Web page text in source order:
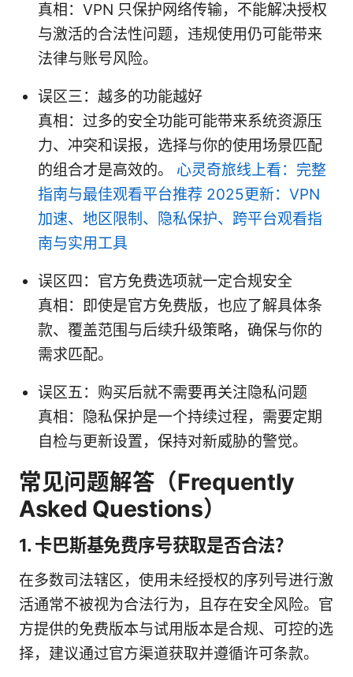
真相：VPN 只保护网络传输，不能解决授权
与激活的合法性问题，违规使用仍可能带来
法律与账号风险。
误区三：越多的功能越好
真相：过多的安全功能可能带来系统资源压
力、冲突和误报，选择与你的使用场景匹配
的组合才是高效的。 心灵奇旅线上看：完整
指南与最佳观看平台推荐 2025更新：VPN
加速、地区限制、隐私保护、跨平台观看指
南与实用工具
误区四：官方免费选项就一定合规安全
真相：即使是官方免费版，也应了解具体条
款、覆盖范围与后续升级策略，确保与你的
需求匹配。
误区五：购买后就不需要再关注隐私问题
真相：隐私保护是一个持续过程，需要定期
自检与更新设置，保持对新威胁的警觉。
常见问题解答（Frequently
Asked Questions）
1. 卡巴斯基免费序号获取是否合法？
在多数司法辖区，使用未经授权的序列号进行激
活通常不被视为合法行为，且存在安全风险。官
方提供的免费版本与试用版本是合规、可控的选
择，建议通过官方渠道获取并遵循许可条款。